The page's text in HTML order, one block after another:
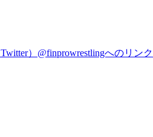
）@finprowrestlingへのリンク